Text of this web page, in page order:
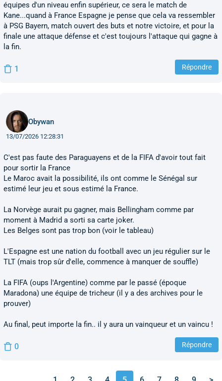
équipes d'un niveau enfin supérieur, ce sera le match de
Kane...quand à France Espagne je pense que cela va ressembler
à PSG Bayern, match ouvert des buts et notre victoire, et pour la
finale une attaque défense et c'est toujours l'attaque qui gagne à
la fin.
1 Répondre
Obywan
13/07/2026 12:28:31
C'est pas faute des Paraguayens et de la FIFA d'avoir tout fait
pour sortir la France
Le Maroc avait la possibilité, ils ont comme le Sénégal sur
estimé leur jeu et sous estimé la France.
La Norvège aurait pu gagner, mais Bellingham comme par
moment à Madrid a sorti sa carte joker.
Les Belges sont pas trop bon (voir le tableau)
L'Espagne est une nation du football avec un jeu régulier sur le
TLT (mais trop sûr d'elle, commence à manquer de souffle)
La FIFA (oups l'Argentine) comme par le passé (époque
Maradona) une équipe de tricheur (il y a des archives pour le
prouver)
Au final, peut importe la fin.. il y aura un vainqueur et un vaincu !
0 Répondre